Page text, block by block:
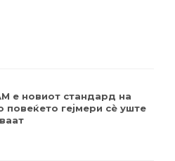
е новиот стандард на
повеќето гејмери ​​сè уште